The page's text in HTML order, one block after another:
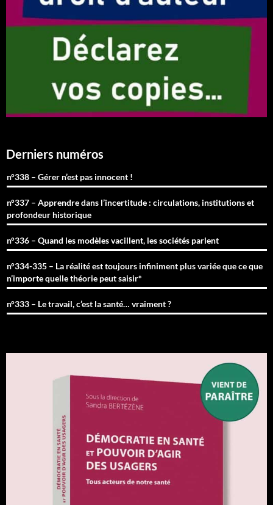
Derniers numéros
n°338 – Gérer n’est pas innocent !
n°337 – Apprendre dans l’incertitude : circulations, institutions et
profondeur historique
n°336 – Quand les modèles vacillent, les sociétés parlent
n°334-335 – La réalité est toujours infiniment plus variée que ce que
n’importe quelle théorie peut saisir*
n°333 – Le travail, c’est la santé… vraiment ?